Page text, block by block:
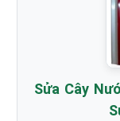
Sửa Cây